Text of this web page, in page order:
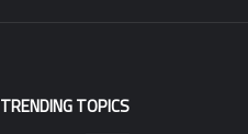
TRENDING TOPICS